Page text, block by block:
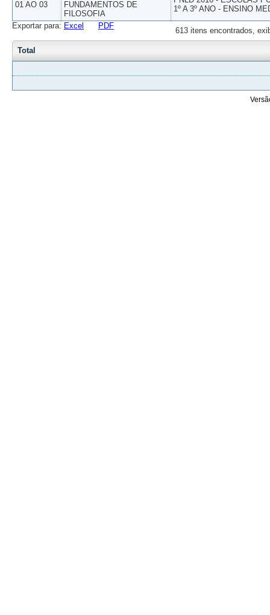
01 AO 03
FUNDAMENTOS DE
FILOSOFIA
1º A 3º ANO - ENSINO
613 itens encontrados,
Exportar para: Excel PDF
Total